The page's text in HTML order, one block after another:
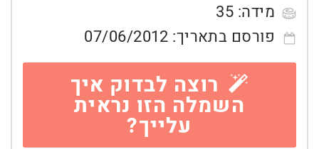
מידה: 35
פורסם בתאריך: 07/06/2012
רוצה לבדוק איך
השמלה הזו נראית
עלייך?